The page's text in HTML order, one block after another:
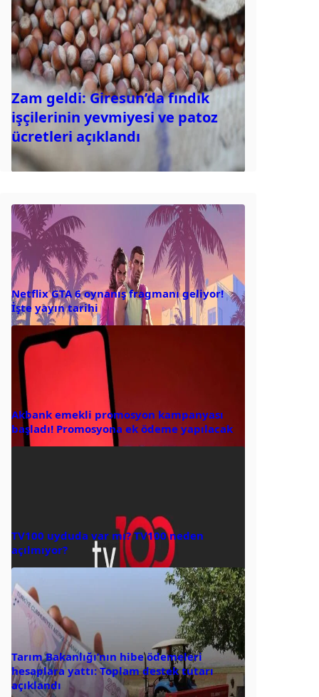
Zam geldi: Giresun’da fındık
işçilerinin yevmiyesi ve patoz
ücretleri açıklandı
Netflix GTA 6 oynanış fragmanı geliyor!
İşte yayın tarihi
Akbank emekli promosyon kampanyası
başladı! Promosyona ek ödeme yapılacak
TV100 uyduda var mı? TV100 neden
açılmıyor?
Tarım Bakanlığı’nın hibe ödemeleri
hesaplara yattı: Toplam destek tutarı
açıklandı